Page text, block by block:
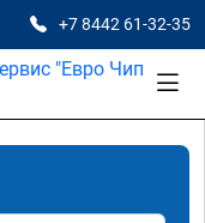
+7 8442 61-32-35